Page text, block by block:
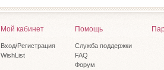
Мой кабинет
Вход/Регистрация
WishList
Помощь
Служба поддержки
FAQ
Форум